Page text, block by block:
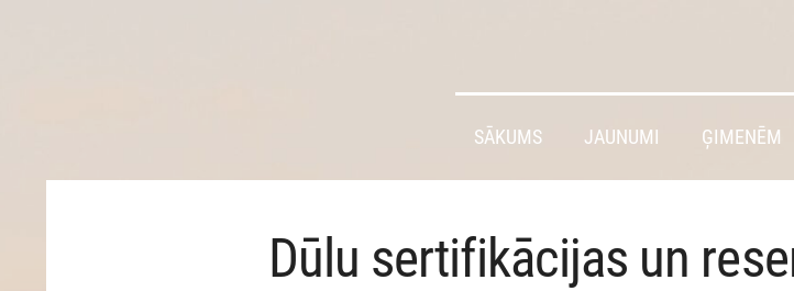
SĀKUMS JAUNUMI ĢIMENĒM
Dūlu sertifikācijas un